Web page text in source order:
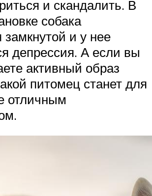
и скандалить. В
собака
замкнутой и у нее
депрессия. А если вы
активный образ
питомец станет для
отличным